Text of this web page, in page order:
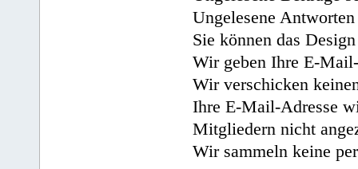
Ungelesene
Sie können das
Wir geben Ihre E-
Wir verschicken
Ihre E-Mail-Adresse
Mitgliedern nicht
Wir sammeln keine